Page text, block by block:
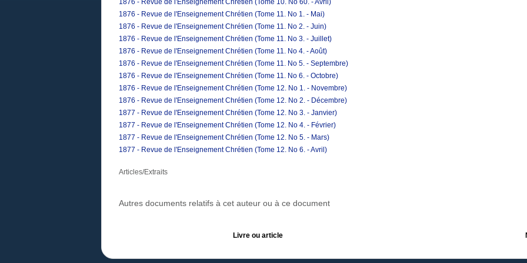
1876 - Revue de l'Enseignement Chrétien (Tome 10. No 60. - Avril)
1876 - Revue de l'Enseignement Chrétien (Tome 11. No 1. - Mai)
1876 - Revue de l'Enseignement Chrétien (Tome 11. No 2. - Juin)
1876 - Revue de l'Enseignement Chrétien (Tome 11. No 3. - Juillet)
1876 - Revue de l'Enseignement Chrétien (Tome 11. No 4. - Août)
1876 - Revue de l'Enseignement Chrétien (Tome 11. No 5. - Septembre)
1876 - Revue de l'Enseignement Chrétien (Tome 11. No 6. - Octobre)
1876 - Revue de l'Enseignement Chrétien (Tome 12. No 1. - Novembre)
1876 - Revue de l'Enseignement Chrétien (Tome 12. No 2. - Décembre)
1877 - Revue de l'Enseignement Chrétien (Tome 12. No 3. - Janvier)
1877 - Revue de l'Enseignement Chrétien (Tome 12. No 4. - Février)
1877 - Revue de l'Enseignement Chrétien (Tome 12. No 5. - Mars)
1877 - Revue de l'Enseignement Chrétien (Tome 12. No 6. - Avril)
Articles/Extraits
Autres documents relatifs à cet auteur ou à ce document
Livre ou article